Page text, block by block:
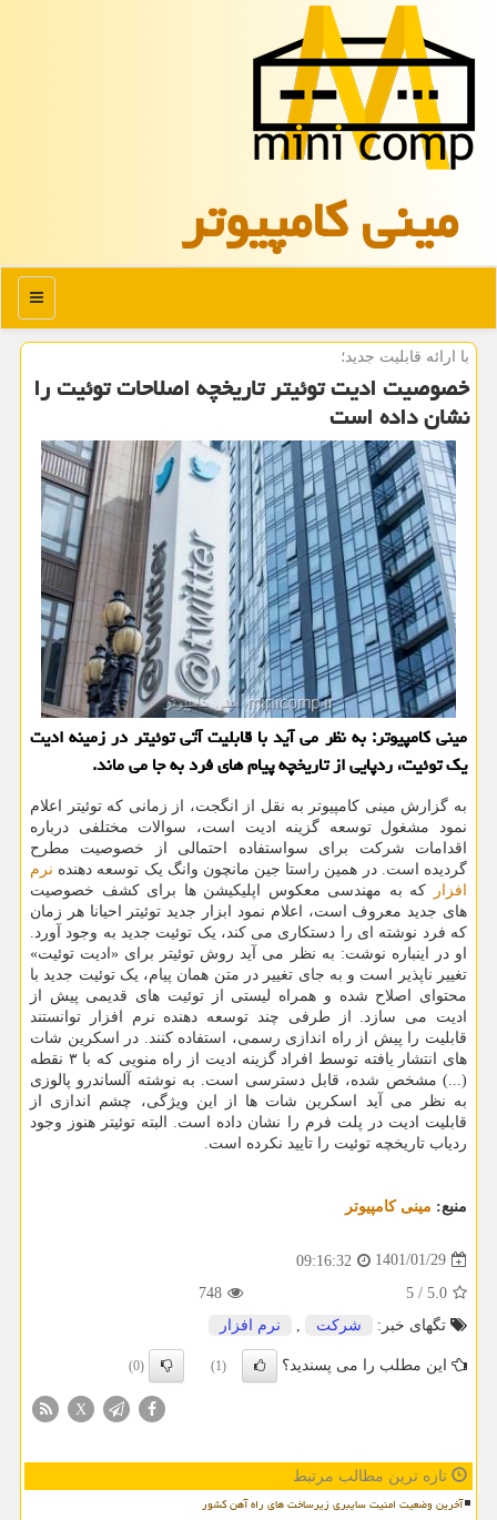
مینی كامپیوتر
منو
با ارائه قابلیت جدید؛
خصوصیت ادیت توئیتر تاریخچه اصلاحات توئیت را
نشان داده است
مینی کامپیوتر: به نظر می آید با قابلیت آتی توئیتر در زمینه ادیت
یک توئیت، ردپایی از تاریخچه پیام های فرد به جا می ماند.
به گزارش مینی کامپیوتر به نقل از انگجت، از زمانی که توئیتر اعلام
نمود مشغول توسعه گزینه ادیت است، سوالات مختلفی درباره
اقدامات شرکت برای سواستفاده احتمالی از خصوصیت مطرح
گردیده است. در همین راستا جین مانچون وانگ یک توسعه دهنده نرم
افزار
که به مهندسی معکوس اپلیکیشن ها برای کشف خصوصیت
های جدید معروف است، اعلام نمود ابزار جدید توئیتر احیانا هر زمان
که فرد نوشته ای را دستکاری می کند، یک توئیت جدید به وجود آورد.
او در اینباره نوشت: به نظر می آید روش توئیتر برای «ادیت توئیت»
تغییر ناپذیر است و به جای تغییر در متن همان پیام، یک توئیت جدید با
محتوای اصلاح شده و همراه لیستی از توئیت های قدیمی پیش از
ادیت می سازد. از طرفی چند توسعه دهنده نرم افزار توانستند
قابلیت را پیش از راه اندازی رسمی، استفاده کنند. در اسکرین شات
های انتشار یافته توسط افراد گزینه ادیت از راه منویی که با ۳ نقطه
(...) مشخص شده، قابل دسترسی است. به نوشته آلساندرو پالوزی
به نظر می آید اسکرین شات ها از این ویژگی، چشم اندازی از
قابلیت ادیت در پلت فرم را نشان داده است. البته توئیتر هنوز وجود
ردیاب تاریخچه توئیت را تایید نکرده است.
منبع: مینی كامپیوتر
1401/01/29
09:16:32
5.0
/
5
748
تگهای خبر:
شركت نرم افزار
این مطلب را می پسندید؟ (1)
(0)
X
تازه ترین مطالب مرتبط
آخرین وضعیت امنیت سایبری زیرساخت های راه آهن کشور